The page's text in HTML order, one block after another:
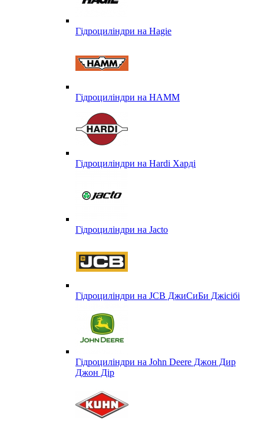
Гідроциліндри на Hagie
Гідроциліндри на HAMM
Гідроциліндри на Hardi Харді
Гідроциліндри на Jacto
Гідроциліндри на JCB ДжиСиБи Джісібі
Гідроциліндри на John Deere Джон Дир
Джон Дір